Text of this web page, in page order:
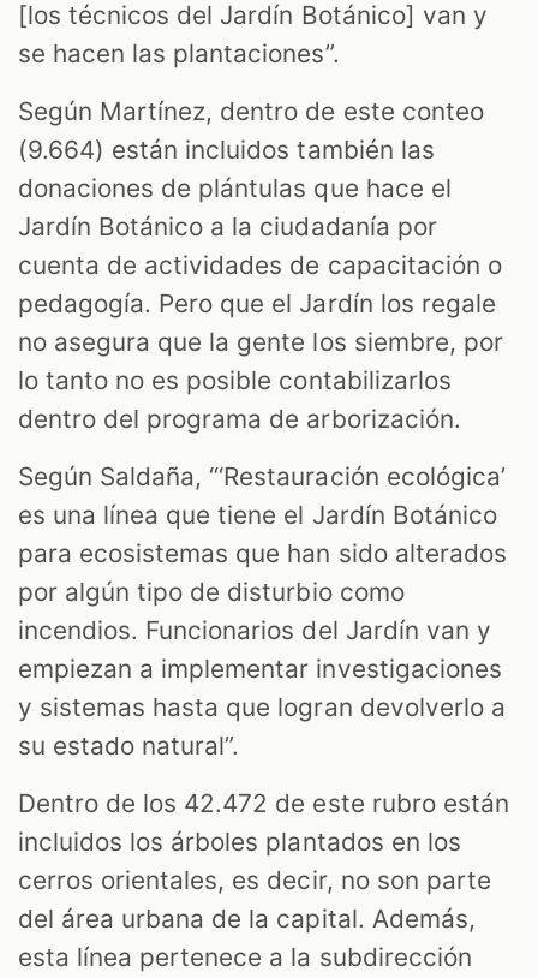
[los técnicos del Jardín Botánico] van y
se hacen las plantaciones”.
Según Martínez, dentro de este conteo
(9.664) están incluidos también las
donaciones de plántulas que hace el
Jardín Botánico a la ciudadanía por
cuenta de actividades de capacitación o
pedagogía. Pero que el Jardín los regale
no asegura que la gente los siembre, por
lo tanto no es posible contabilizarlos
dentro del programa de arborización.
Según Saldaña, “‘Restauración ecológica’
es una línea que tiene el Jardín Botánico
para ecosistemas que han sido alterados
por algún tipo de disturbio como
incendios. Funcionarios del Jardín van y
empiezan a implementar investigaciones
y sistemas hasta que logran devolverlo a
su estado natural”.
Dentro de los 42.472 de este rubro están
incluidos los árboles plantados en los
cerros orientales, es decir, no son parte
del área urbana de la capital. Además,
esta línea pertenece a la subdirección